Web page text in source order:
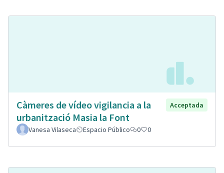
Càmeres de vídeo vigilancia a la
urbanització Masia la Font
Acceptada
Vanesa Vilaseca Espacio Público 0 0